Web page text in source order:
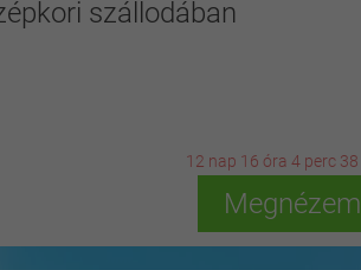
szállodában
12 nap 16 óra 4 perc 36
Megnézem